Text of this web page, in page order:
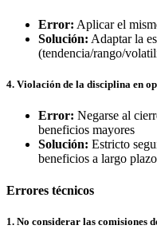
Error: Aplicar el
Solución: Adaptar la
(tendencia/rango/
4. Violación de la disciplina en
Error: Negarse al
beneficios mayores
Solución: Estricto
beneficios a largo plazo
Errores técnicos
1. No considerar las comisiones